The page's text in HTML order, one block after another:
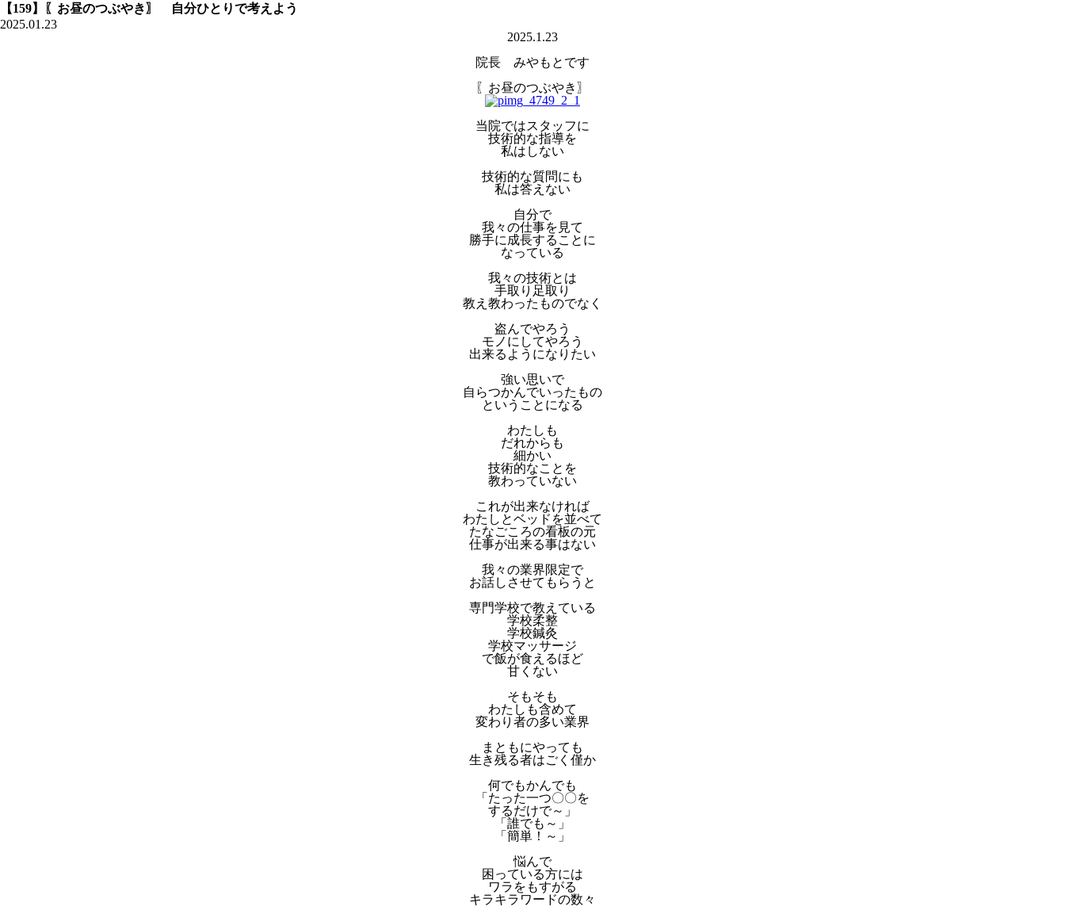
【159】〖お昼のつぶやき〗 自分ひとりで考えよう
2025.01.23
2025.1.23
院長 みやもとです
〖お昼のつぶやき〗
当院ではスタッフに
技術的な指導を
私はしない
技術的な質問にも
私は答えない
自分で
我々の仕事を見て
勝手に成長することに
なっている
我々の技術とは
手取り足取り
教え教わったものでなく
盗んでやろう
モノにしてやろう
出来るようになりたい
強い思いで
自らつかんでいったもの
ということになる
わたしも
だれからも
細かい
技術的なことを
教わっていない
これが出来なければ
わたしとベッドを並べて
たなごころの看板の元
仕事が出来る事はない
我々の業界限定で
お話しさせてもらうと
専門学校で教えている
学校柔整
学校鍼灸
学校マッサージ
で飯が食えるほど
甘くない
そもそも
わたしも含めて
変わり者の多い業界
まともにやっても
生き残る者はごく僅か
何でもかんでも
「たった一つ〇〇を
するだけで～」
「誰でも～」
「簡単！～」
悩んで
困っている方には
ワラをもすがる
キラキラワードの数々